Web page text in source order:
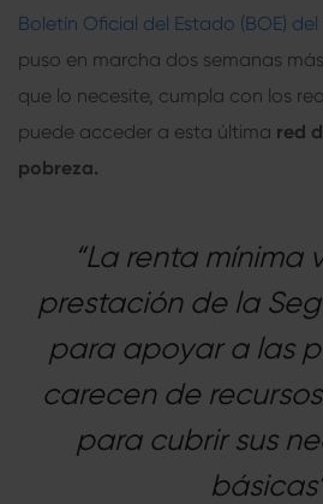
Boletín Oficial del Estado (BOE)
puso en marcha dos semanas
que lo necesite, cumpla con los
puede acceder a esta última red
pobreza.
“La renta mínima
prestación de la
para apoyar a las
carecen de
para cubrir sus